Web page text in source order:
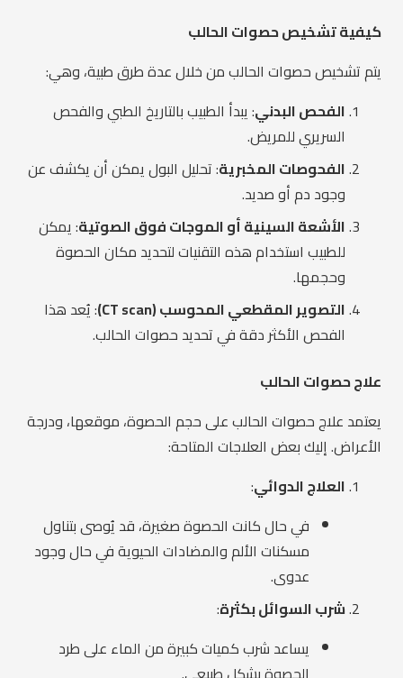
كيفية تشخيص حصوات الحالب
يتم تشخيص حصوات الحالب من خلال عدة طرق طبية، وهي:
الفحص البدني: يبدأ الطبيب بالتاريخ الطبي والفحص
السريري للمريض.
الفحوصات المخبرية: تحليل البول يمكن أن يكشف عن
وجود دم أو صديد.
الأشعة السينية أو الموجات فوق الصوتية: يمكن
للطبيب استخدام هذه التقنيات لتحديد مكان الحصوة
وحجمها.
التصوير المقطعي المحوسب (CT scan)
: يُعد هذا
الفحص الأكثر دقة في تحديد حصوات الحالب.
علاج حصوات الحالب
يعتمد علاج حصوات الحالب على حجم الحصوة، موقعها، ودرجة
الأعراض. إليك بعض العلاجات المتاحة:
العلاج الدوائي:
في حال كانت الحصوة صغيرة، قد يُوصى بتناول
مسكنات الألم والمضادات الحيوية في حال وجود
عدوى.
شرب السوائل بكثرة:
يساعد شرب كميات كبيرة من الماء على طرد